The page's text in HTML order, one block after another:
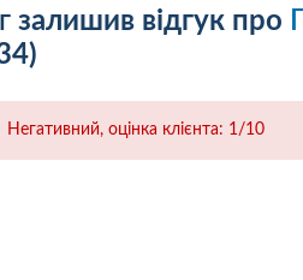
залишив відгук про
Негативний, оцінка клієнта: 1/10